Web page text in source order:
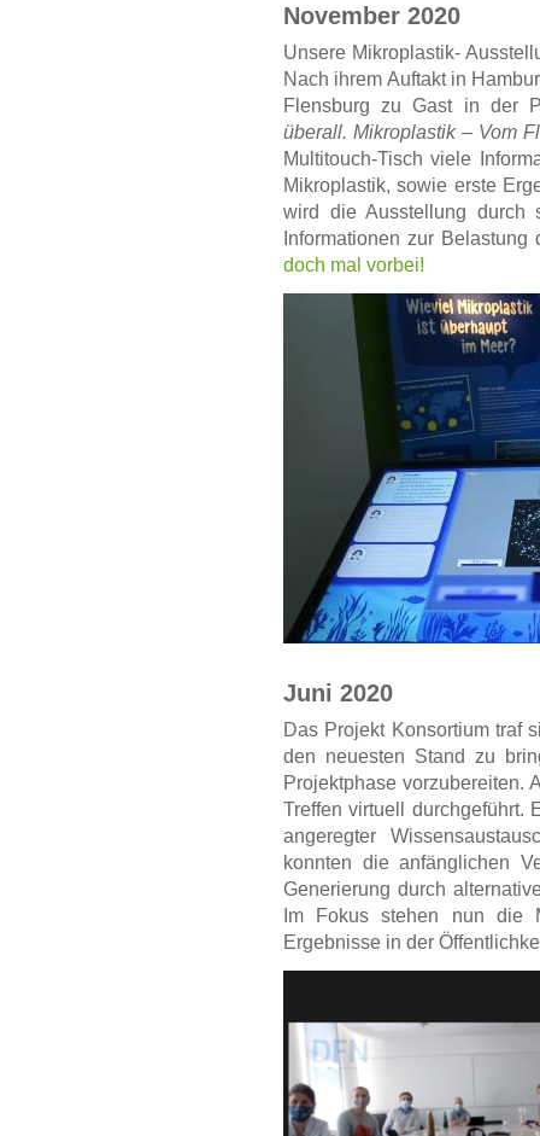
November 2020
Unsere Mikroplastik-
Nach ihrem Auftakt in
Flensburg zu Gast in der
überall. Mikroplastik – Vom
Multitouch-Tisch viele
Mikroplastik, sowie erste
wird die Ausstellung durch
Informationen zur
doch mal vorbei!
Juni 2020
Das Projekt Konsortium traf
den neuesten Stand zu
Projektphase vorzubereiten.
Treffen virtuell durchgeführt.
angeregter
konnten die anfänglichen
Generierung durch
Im Fokus stehen nun die
Ergebnisse in der